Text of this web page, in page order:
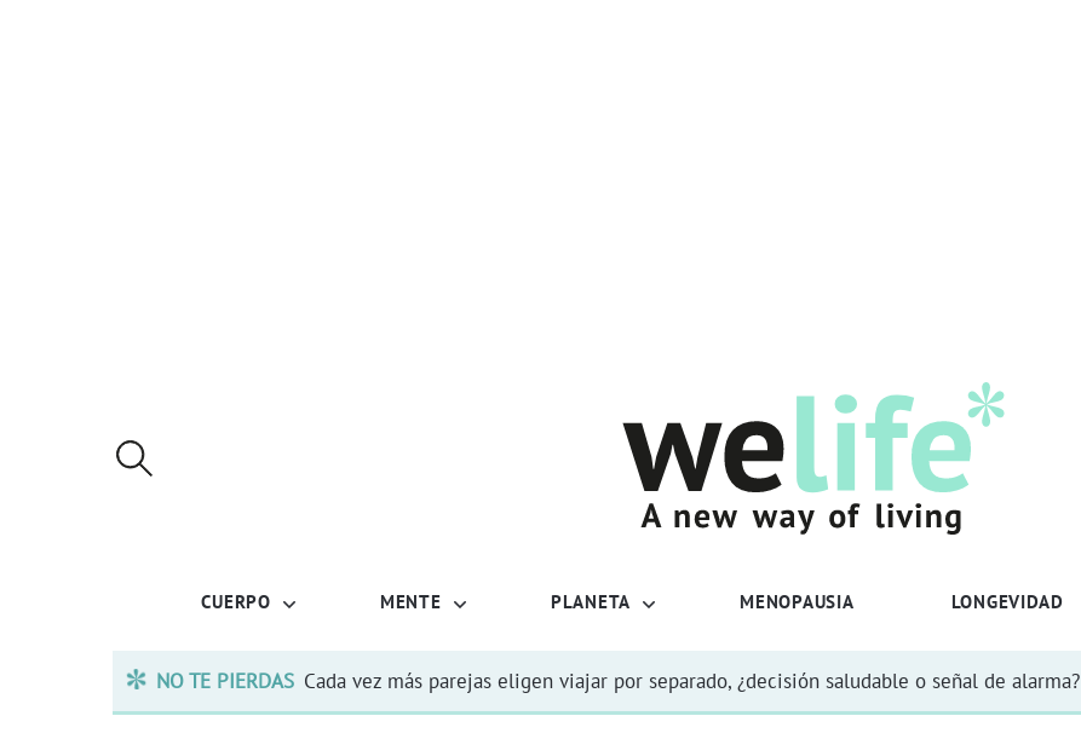
CUERPO MENTE PLANETA MENOPAUSIA LONGEVIDAD
NO TE PIERDAS Cada vez más parejas eligen viajar por separado, ¿decisión saludable o señal de alarma?